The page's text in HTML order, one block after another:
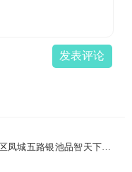
发表评论
凤城五路银池品智天下15